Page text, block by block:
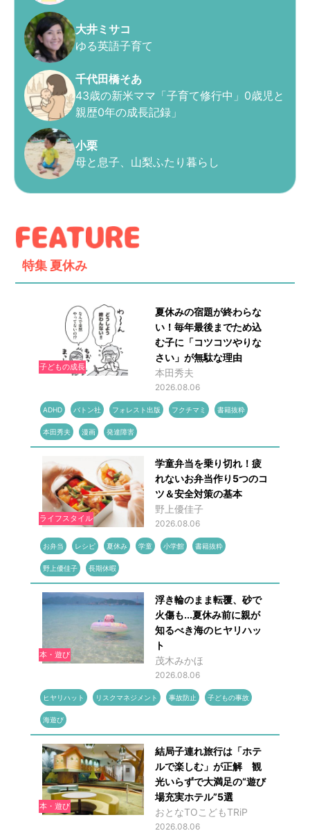
大井ミサコ
ゆる英語子育て
千代田橋そあ
43歳の新米ママ「子育て修行中」0歳児と
親歴0年の成長記録」
小栗
母と息子、山梨ふたり暮らし
特集 夏休み
子どもの成長
夏休みの宿題が終わらな
い！毎年最後までため込
む子に「コツコツやりな
さい」が無駄な理由
本田秀夫
2026.08.06
ADHD バトン社 フォレスト出版 フクチマミ 書籍抜粋
本田秀夫 漫画 発達障害
ライフスタイル
学童弁当を乗り切れ！疲
れないお弁当作り5つのコ
ツ＆安全対策の基本
野上優佳子
2026.08.06
お弁当 レシピ 夏休み 学童 小学館 書籍抜粋
野上優佳子 長期休暇
本・遊び
浮き輪のまま転覆、砂で
火傷も...夏休み前に親が
知るべき海のヒヤリハッ
ト
茂木みかほ
2026.08.06
ヒヤリハット リスクマネジメント 事故防止 子どもの事故
海遊び
本・遊び
結局子連れ旅行は「ホテ
ルで楽しむ」が正解 観
光いらずで大満足の“遊び
場充実ホテル”5選
おとなTOこどもTRiP
2026.08.06